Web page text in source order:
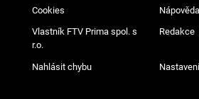
Cookies Nápověda
Vlastník FTV Prima spol. s
r.o.
Redakce
Nahlásit chybu